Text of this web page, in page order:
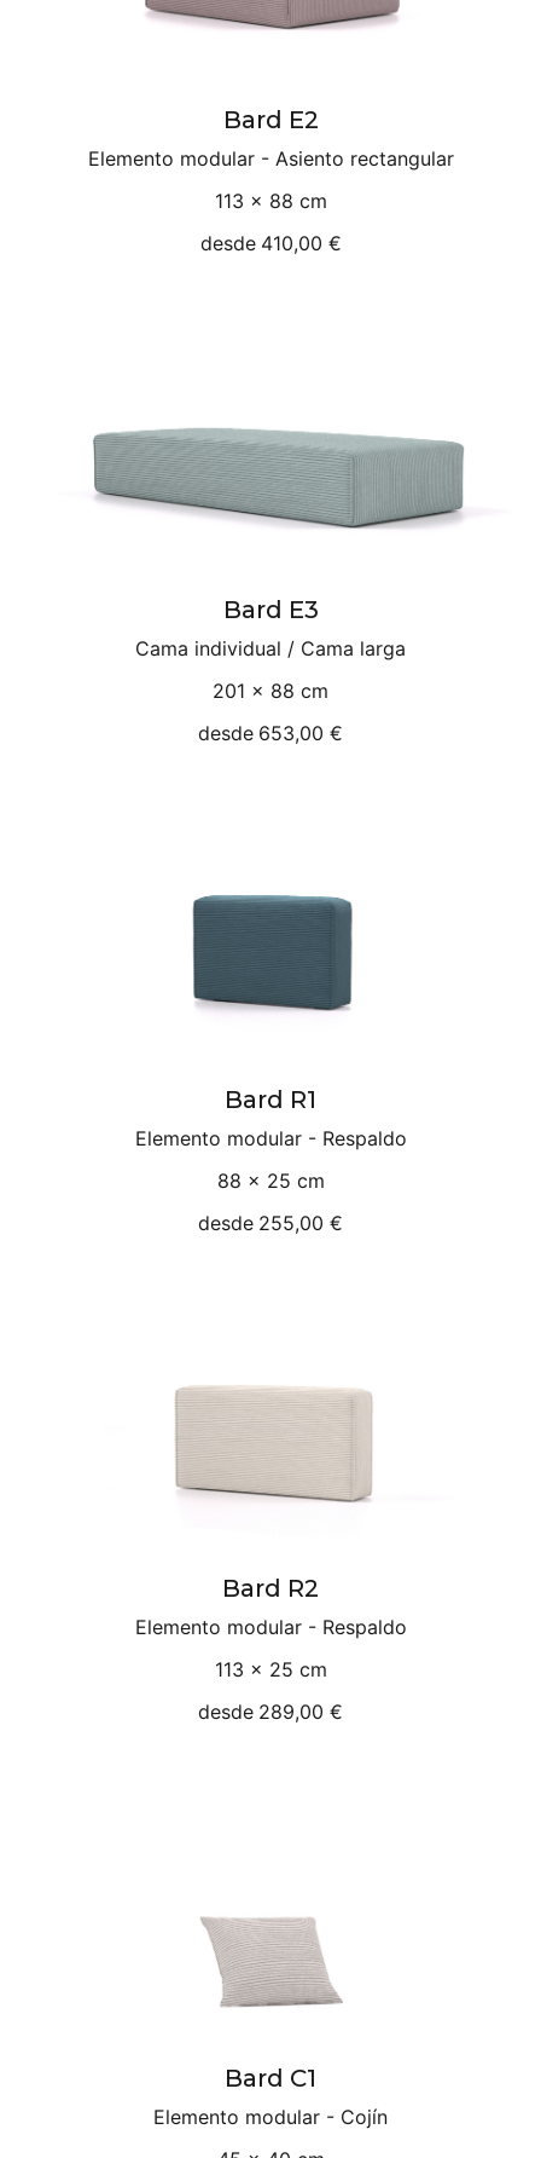
Bard E2
Elemento modular - Asiento rectangular
113 × 88 cm
desde 410,00 €
Bard E3
Cama individual / Cama larga
201 × 88 cm
desde 653,00 €
Bard R1
Elemento modular - Respaldo
88 × 25 cm
desde 255,00 €
Bard R2
Elemento modular - Respaldo
113 × 25 cm
desde 289,00 €
Bard C1
Elemento modular - Cojín